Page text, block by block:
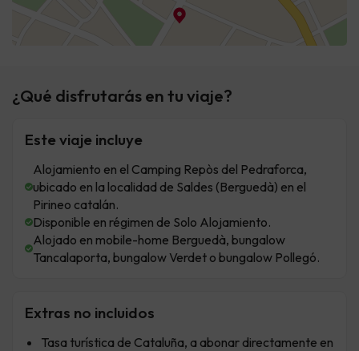
¿Qué disfrutarás en tu viaje?
Este viaje incluye
Alojamiento en el Camping Repòs del Pedraforca,
ubicado en la localidad de Saldes (Berguedà) en el
Pirineo catalán.
Disponible en régimen de Solo Alojamiento.
Alojado en mobile-home Berguedà, bungalow
Tancalaporta, bungalow Verdet o bungalow Pollegó.
Extras no incluidos
Tasa turística de Cataluña, a abonar directamente en